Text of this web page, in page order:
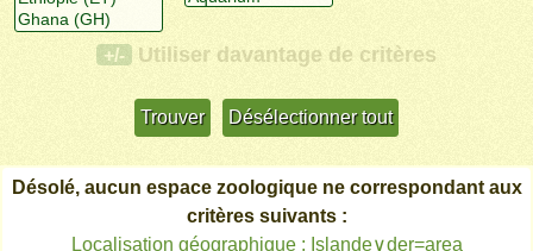
+/- Utiliser davantage de critères
Désolé, aucun espace zoologique ne correspondant aux
critères suivants :
Localisation géographique : Islande∨der=area